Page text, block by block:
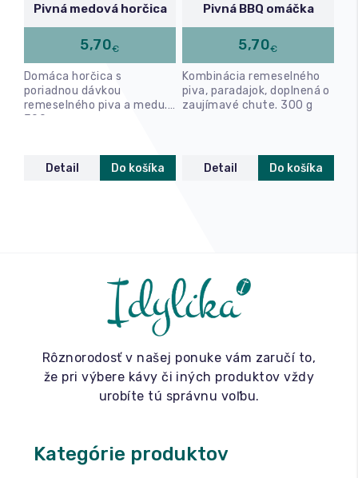
Pivná medová horčica
5,70€
Domáca horčica s
poriadnou dávkou
remeselného piva a medu.
300 g
Detail Do košíka
Pivná BBQ omáčka
5,70€
Kombinácia remeselného
piva, paradajok, doplnená o
zaujímavé chute. 300 g
Detail Do košíka
Rôznorodosť v našej ponuke vám zaručí to,
že pri výbere kávy či iných produktov vždy
urobíte tú správnu voľbu.
Kategórie produktov